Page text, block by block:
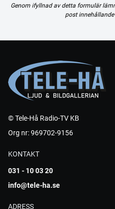
Genom ifyllnad av detta formulär
post
© Tele-Hå Radio-TV KB
Org nr: 969702-9156
KONTAKT
031 - 10 03 20
info@tele-ha.se
ADRESS